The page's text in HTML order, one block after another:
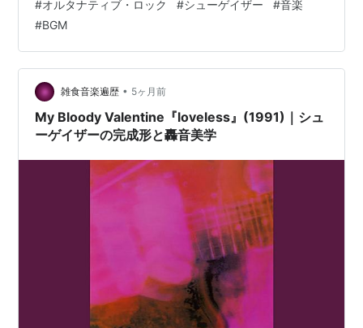
#オルタナティブ・ロック #シューゲイザー #音楽
#BGM
雑食音楽遍歴 • 5ヶ月前
My Bloody Valentine『loveless』(1991)｜シュ
ーゲイザーの完成形と轟音美学